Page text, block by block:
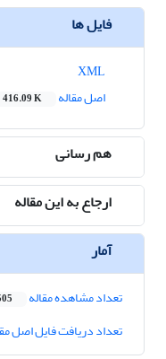
فایل ها
اصل مقاله
416.09 K
هم رسانی
ارجاع به این مقاله
آمار
تعداد مشاهده مقاله
تعداد دریافت فایل اصل